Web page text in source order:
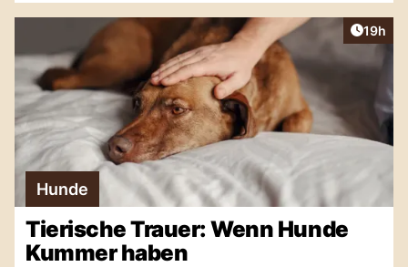
Artikel
19h
Hunde
Tierische Trauer: Wenn Hunde
Kummer haben